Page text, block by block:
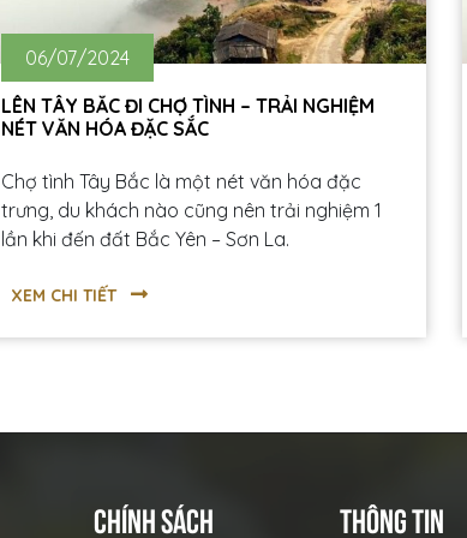
06/07/2024
LÊN TÂY BẮC ĐI CHỢ TÌNH – TRẢI NGHIỆM
NÉT VĂN HÓA ĐẶC SẮC
Chợ tình Tây Bắc là một nét văn hóa đặc
trưng, du khách nào cũng nên trải nghiệm 1
lần khi đến đất Bắc Yên – Sơn La.
XEM CHI TIẾT
CHÍNH SÁCH THÔNG TIN